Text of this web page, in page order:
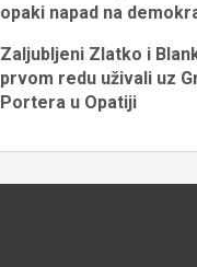
opaki napad na
Zaljubljeni Zlatko i
prvom redu uživali uz
Portera u Opatiji